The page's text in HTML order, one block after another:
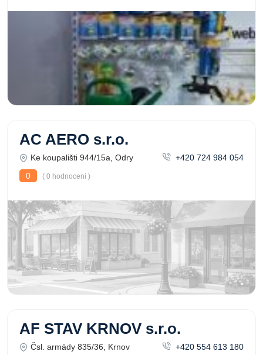
AC AERO s.r.o.
Ke koupališti 944/15a, Odry
+420 724 984 054
0
( 0 hodnocení )
AF STAV KRNOV s.r.o.
Čsl. armády 835/36, Krnov
+420 554 613 180